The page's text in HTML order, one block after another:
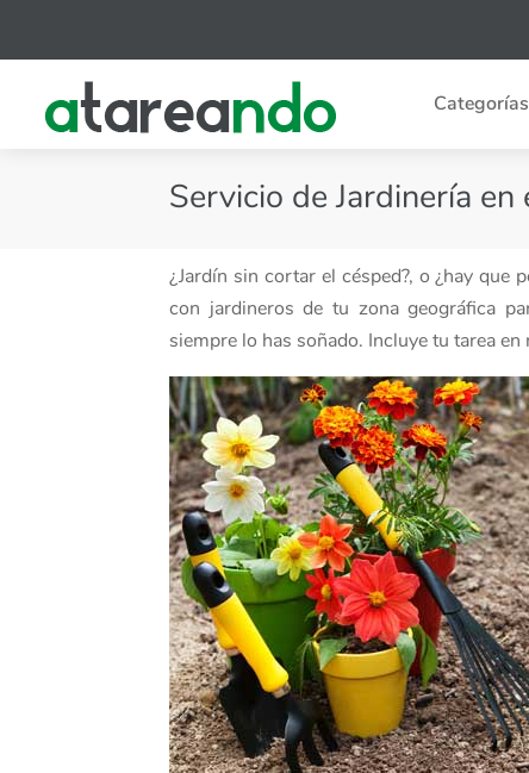
Categorías
Servicio de Jardinería
¿Jardín sin cortar el césped?, o ¿hay que
con jardineros de tu zona geográfica
siempre lo has soñado. Incluye tu tarea en